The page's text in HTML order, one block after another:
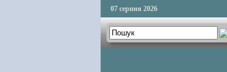
07 серпня 2026